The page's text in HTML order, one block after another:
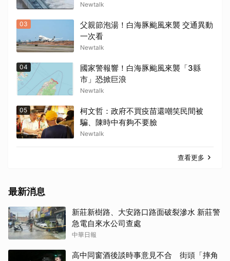
Newtalk
03
父親節泡湯！白海豚颱風來襲 交通異動
一次看
Newtalk
04
國家警報響！白海豚颱風來襲「3縣
市」恐掀巨浪
Newtalk
05
柯文哲：政府不買疫苗還嘲笑民間被
騙、陳時中有夠不要臉
Newtalk
查看更多
最新消息
新莊新樹路、大安路口路面破裂滲水 新莊警
急電自來水公司查處
中華日報
高中同窗酒後談時事意見不合 街頭「摔角